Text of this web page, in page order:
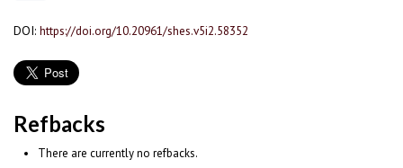
DOI: https://doi.org/10.20961/shes.v5i2.58352
Refbacks
There are currently no refbacks.